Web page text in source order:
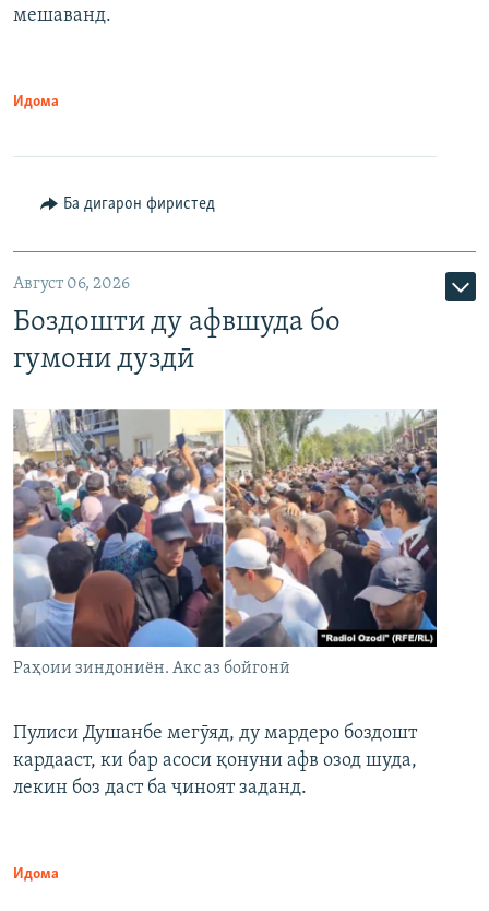
мешаванд.
Идома
Ба дигарон фиристед
Август 06, 2026
Боздошти ду афвшуда бо
гумони дуздӣ
Раҳоии зиндониён. Акс аз бойгонӣ
Пулиси Душанбе мегӯяд, ду мардеро боздошт
кардааст, ки бар асоси қонуни афв озод шуда,
лекин боз даст ба ҷиноят заданд.
Идома